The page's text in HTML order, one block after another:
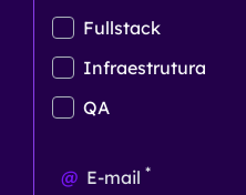
Fullstack
Infraestrutura
QA
@ E-mail *